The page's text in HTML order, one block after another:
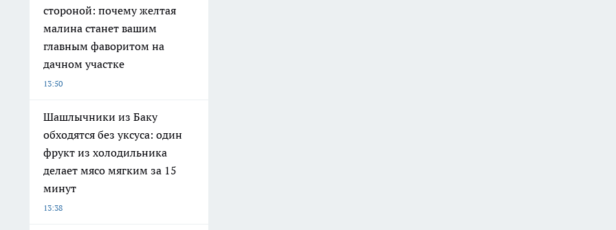
стороной: почему желтая
малина станет вашим
главным фаворитом на
дачном участке
13:50
Шашлычники из Баку
обходятся без уксуса: один
фрукт из холодильника
делает мясо мягким за 15
минут
13:38